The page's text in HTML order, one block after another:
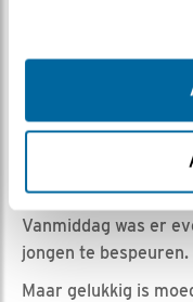
Moeder is
Romke Visser |
Vind ik leuk|
Vanmiddag was er
jongen te bespeuren.
Maar gelukkig is